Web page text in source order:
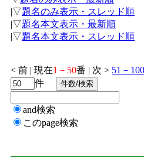
|▽題名のみ表示・スレッド順
|▽題名本文表示・最新順
|▽題名本文表示・スレッド順
< 前 | 現在1－50番 | 次 > 51－100
件
and検索
このpage検索